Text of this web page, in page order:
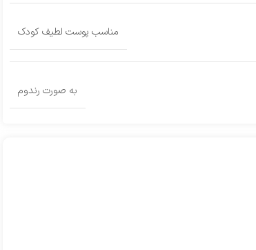
مناسب پوست لطیف کودک
به صورت رندوم